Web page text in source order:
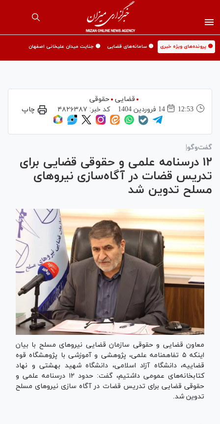
🟡 پرونده‌های ویژه خبری 🟡 سامانه‌های قضایی 🟡 جنایت میدان علیخانی اصفهان
قضایی حقوقی
12:53
14 فروردين 1404 کد خبر: ۴۸۲۶۳۸۷ چاپ
گفت‌وگو|
۱۲ درسنامه علمی و حقوقی قضایی برای
تدریس قضات در آگاه‌‏‎سازی نیرو‌های
مسلح تدوین شد
معاون قضایی و حقوقی سازمان قضایی نیرو‌های مسلح با بیان
اینکه ۵ تفاهمنامه علمی، پژوهشی و آموزشی با پژوهشگاه قوه
قضاییه، دانشگاه آزاد اسلامی، دانشگاه شهید بهشتی و نهاد
کتابخانه‌های عمومی داشتیم، گفت: حدود ۱۲ درسنامه علمی و
حقوقی قضایی برای تدریس قضات در آگاه سازی نیرو‌های مسلح
تدوین شد.